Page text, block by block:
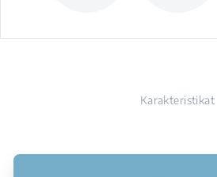
Karakteristikat